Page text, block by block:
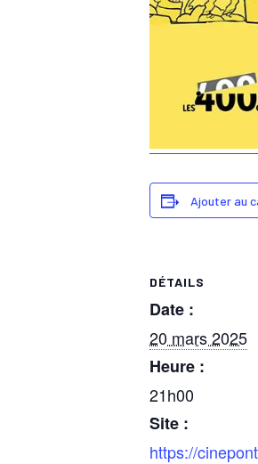
Ajouter au
DÉTAILS
Date :
20 mars 2025
Heure :
21h00
Site :
https://